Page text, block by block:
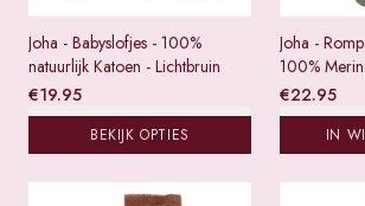
Joha - Babyslofjes - 100%
natuurlijk Katoen - Lichtbruin
€19.95
BEKIJK OPTIES
Joha -
100%
€22.95
IN